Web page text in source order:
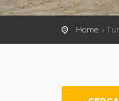
Home